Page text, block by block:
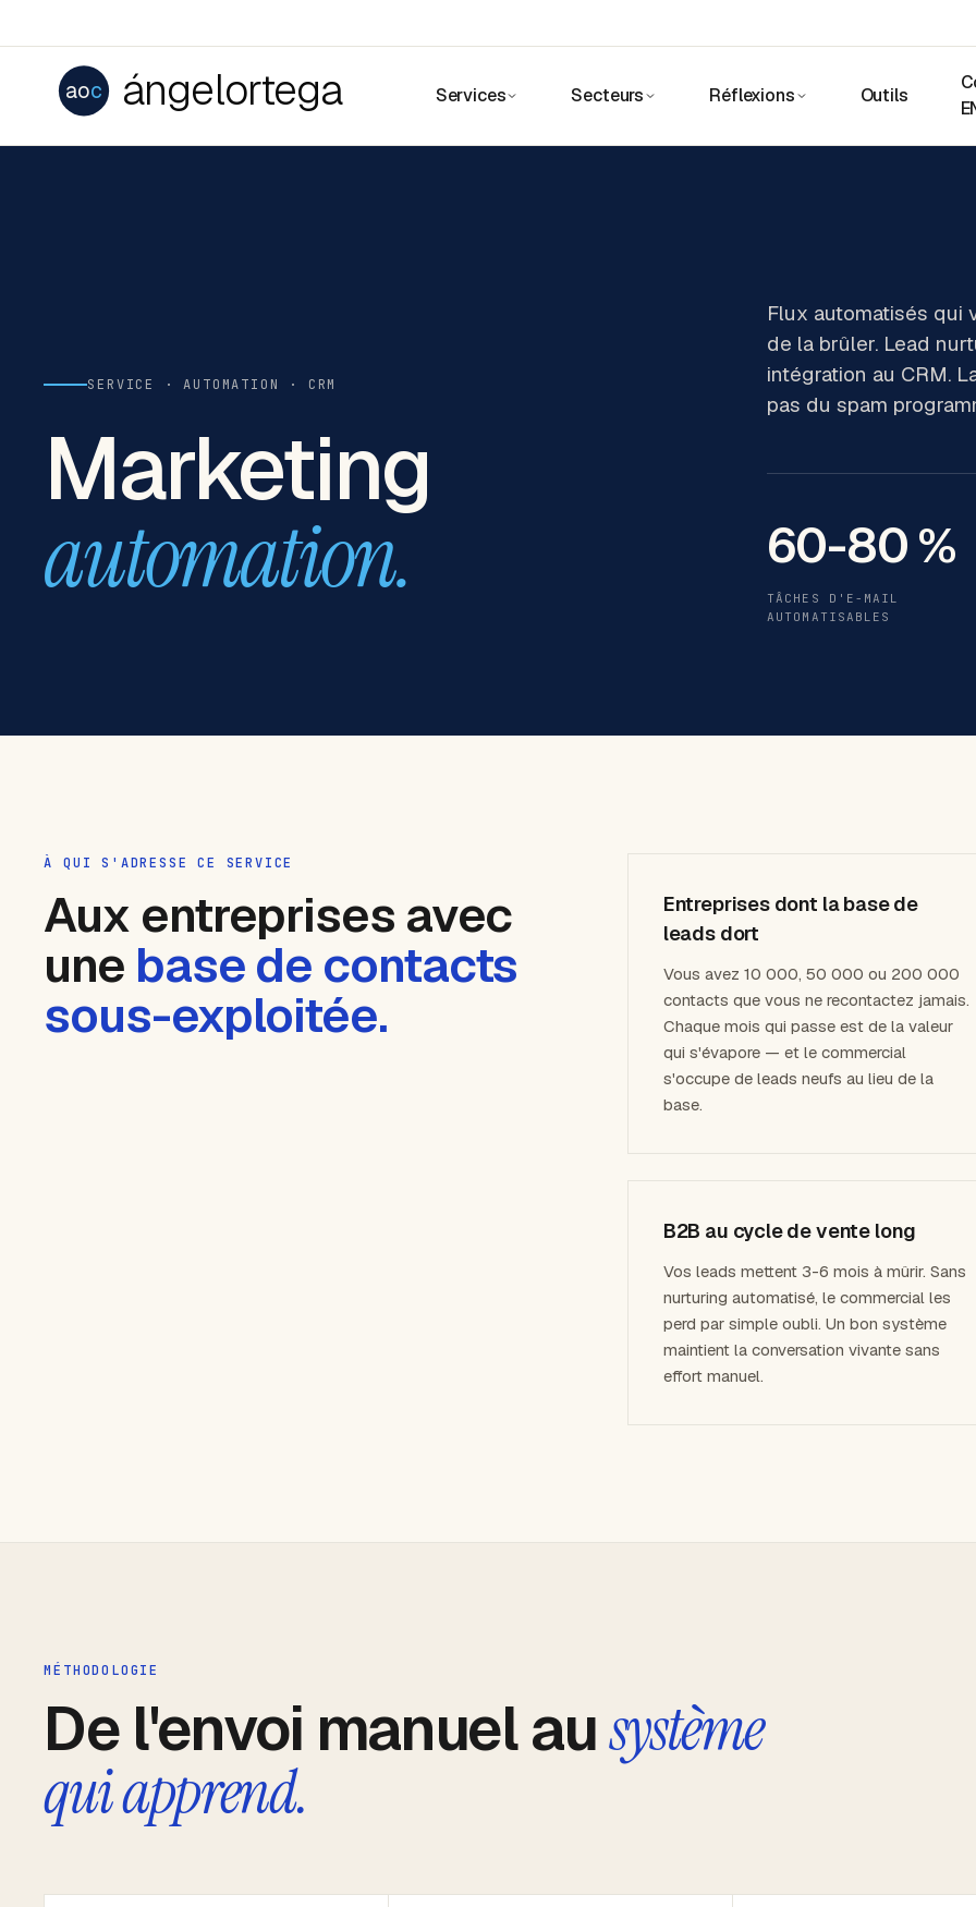
aoc ángelortega Services Secteurs Réflexions Outils
SERVICE · AUTOMATION · CRM
Marketing
automation.
Flux automatisés qui
de la brûler. Lead
intégration au CRM.
pas du spam
60-80 %
TÂCHES D'E-MAIL
AUTOMATISABLES
À QUI S'ADRESSE CE SERVICE
Aux entreprises avec
une base de contacts
sous-exploitée.
Entreprises dont la base de
leads dort
Vous avez 10 000, 50 000 ou 200 000
contacts que vous ne recontactez jamais.
Chaque mois qui passe est de la valeur
qui s'évapore — et le commercial
s'occupe de leads neufs au lieu de la
base.
B2B au cycle de vente long
Vos leads mettent 3-6 mois à mûrir. Sans
nurturing automatisé, le commercial les
perd par simple oubli. Un bon système
maintient la conversation vivante sans
effort manuel.
MÉTHODOLOGIE
De l'envoi manuel ausystème
qui apprend.